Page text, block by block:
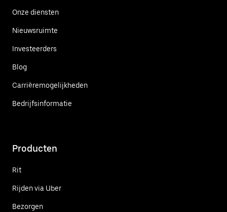
Onze diensten
Nieuwsruimte
Investeerders
Blog
Carrièremogelijkheden
Bedrijfsinformatie
Producten
Rit
Rijden via Uber
Bezorgen